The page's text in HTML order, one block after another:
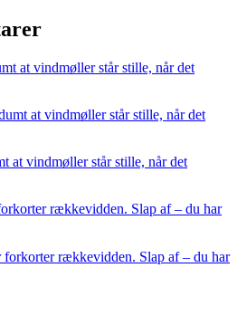
at vindmøller står stille, når det
at vindmøller står stille, når det
at vindmøller står stille, når det
rækkevidden. Slap af – du har
forkorter rækkevidden. Slap af – du har